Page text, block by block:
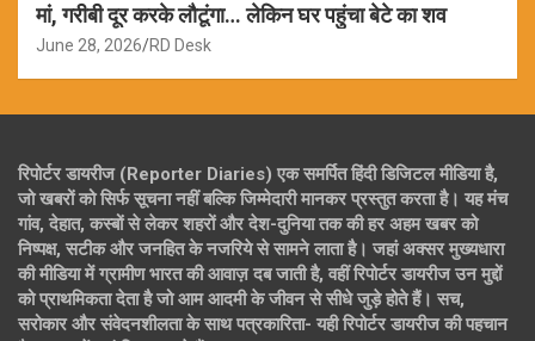
मां, गरीबी दूर करके लौटूंगा… लेकिन घर पहुंचा बेटे का शव
June 28, 2026 RD Desk
रिपोर्टर डायरीज (Reporter Diaries) एक समर्पित हिंदी डिजिटल मीडिया है,
जो खबरों को सिर्फ सूचना नहीं बल्कि जिम्मेदारी मानकर प्रस्तुत करता है। यह मंच
गांव, देहात, कस्बों से लेकर शहरों और देश-दुनिया तक की हर अहम खबर को
निष्पक्ष, सटीक और जनहित के नजरिये से सामने लाता है। जहां अक्सर मुख्यधारा
की मीडिया में ग्रामीण भारत की आवाज़ दब जाती है, वहीं रिपोर्टर डायरीज उन मुद्दों
को प्राथमिकता देता है जो आम आदमी के जीवन से सीधे जुड़े होते हैं। सच,
सरोकार और संवेदनशीलता के साथ पत्रकारिता- यही रिपोर्टर डायरीज की पहचान